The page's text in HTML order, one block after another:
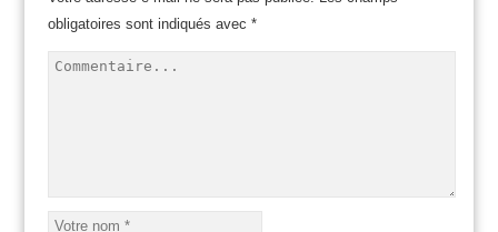
obligatoires sont indiqués avec *